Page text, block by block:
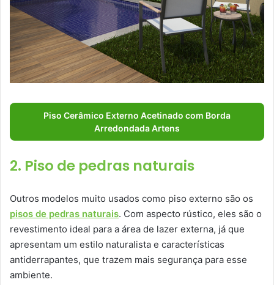
Piso Cerâmico Externo Acetinado com Borda
Arredondada Artens
2. Piso de pedras naturais
Outros modelos muito usados como piso externo são os
pisos de pedras naturais. Com aspecto rústico, eles são o
revestimento ideal para a área de lazer externa, já que
apresentam um estilo naturalista e características
antiderrapantes, que trazem mais segurança para esse
ambiente.